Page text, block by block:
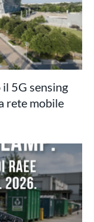
5G sensing
rete mobile